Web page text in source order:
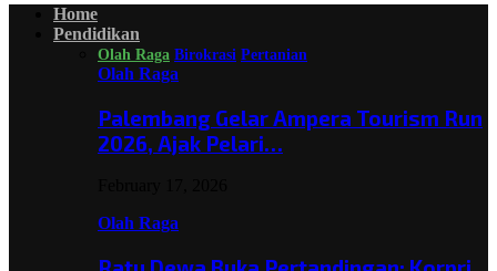
Home
Pendidikan
Olah Raga Birokrasi Pertanian
Olah Raga
Palembang Gelar Ampera Tourism Run
2026, Ajak Pelari…
Olah Raga